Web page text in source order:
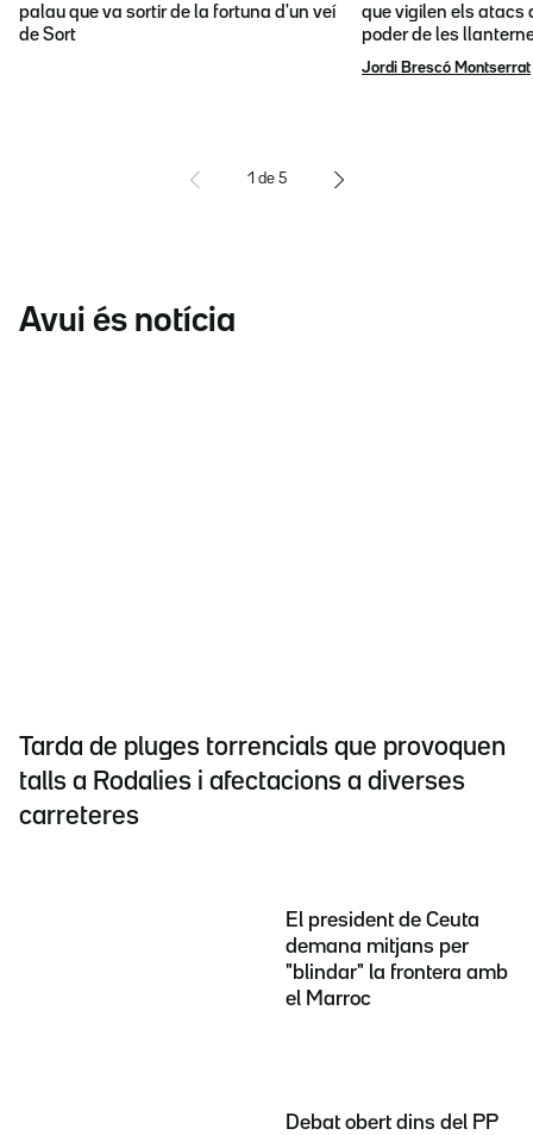
palau que va sortir de la fortuna d'un veí
de Sort
que vigilen els atacs
poder de les
Jordi Brescó Montserrat
1 de 5
Avui és notícia
Tarda de pluges torrencials que provoquen
talls a Rodalies i afectacions a diverses
carreteres
El president de Ceuta
demana mitjans per
"blindar" la frontera amb
el Marroc
Debat obert dins del PP